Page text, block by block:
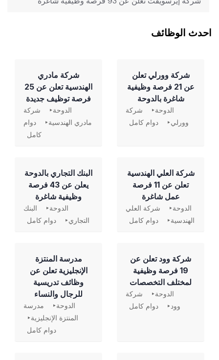
احدث الوظائف
شركة وورلي تعلن
عن 21 فرصة وظيفية
شاغرة بالدوحة
الدوحة
شركة
وورلي
دوام كامل
شركة مادري
الهندسية تعلن عن 25
فرصة توظيف جديدة
الدوحة
شركة
مادري الهندسية
دوام
كامل
شركة العلي الهندسية
تعلن عن 11 فرصة
عمل شاغرة
الدوحة
شركة العلي
الهندسية
دوام كامل
‏البنك التجاري بالدوحة
يعلن عن 43 فرصة
وظيفية شاغرة
الدوحة
البنك
التجاري
دوام كامل
شركة وود تعلن عن
19 فرصة وظيفية
لمختلف التخصصات
الدوحة
شركة
وود
دوام كامل
مدرسة المنتزة
الإنجليزية تعلن عن
وظائف تدريسية
للرجال والنساء
الدوحة
مدرسة
المنتزة الإنجليزية
دوام كامل